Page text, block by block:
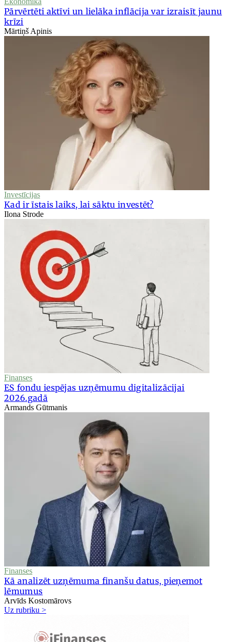
Pārvērtēti aktīvi un lielāka inflācija var izraisīt jaunu
krīzi
Mārtiņš Apinis
Investīcijas
Kad ir īstais laiks, lai sāktu investēt?
Ilona Strode
Finanses
ES fondu iespējas uzņēmumu digitalizācijai
2026.gadā
Armands Gūtmanis
Finanses
Kā analizēt uzņēmuma finanšu datus, pieņemot
lēmumus
Arvīds Kostomārovs
Uz rubriku >